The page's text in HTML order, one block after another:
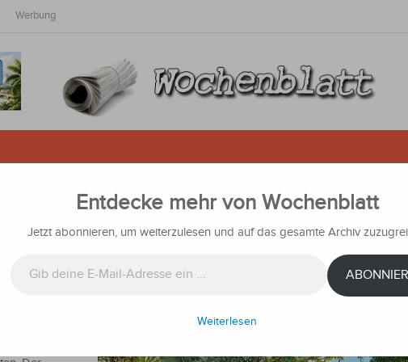
Werbung
mit Schrotflinte: Deutsche
gefesselt und
Nachrichten
wurde
die sie in
Entdecke mehr von Wochenblatt
Jetzt abonnieren, um weiterzulesen und auf das gesamte Archiv
Weiterlesen